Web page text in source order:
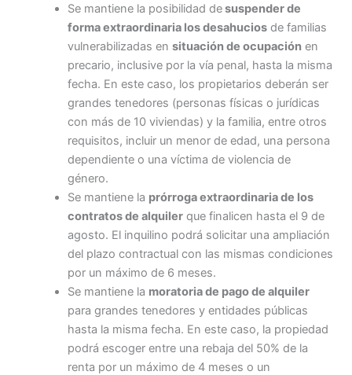
Se mantiene la posibilidad desuspender de
forma extraordinaria los desahucios de familias
vulnerabilizadas ensituación de ocupación en
precario, inclusive por la vía penal, hasta la misma
fecha. En este caso, los propietarios deberán ser
grandes tenedores (personas físicas o jurídicas
con más de 10 viviendas) y la familia, entre otros
requisitos, incluir un menor de edad, una persona
dependiente o una víctima de violencia de
género.
Se mantiene la prórroga extraordinaria de los
contratos de alquiler que finalicen hasta el 9 de
agosto. El inquilino podrá solicitar una ampliación
del plazo contractual con las mismas condiciones
por un máximo de 6 meses.
Se mantiene la moratoria de pago de alquiler
para grandes tenedores y entidades públicas
hasta la misma fecha. En este caso, la propiedad
podrá escoger entre una rebaja del 50% de la
renta por un máximo de 4 meses o un